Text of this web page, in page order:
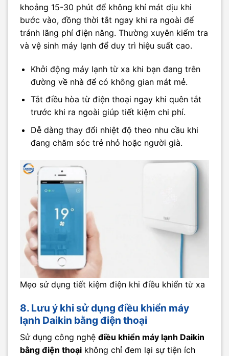
khoảng 15-30 phút để không khí mát dịu khi
bước vào, đồng thời tắt ngay khi ra ngoài để
tránh lãng phí điện năng. Thường xuyên kiểm tra
và vệ sinh máy lạnh để duy trì hiệu suất cao.
Khởi động máy lạnh từ xa khi bạn đang trên
đường về nhà để có không gian mát mẻ.
Tắt điều hòa từ điện thoại ngay khi quên tắt
trước khi ra ngoài giúp tiết kiệm chi phí.
Dễ dàng thay đổi nhiệt độ theo nhu cầu khi
đang chăm sóc trẻ nhỏ hoặc người già.
Mẹo sử dụng tiết kiệm điện khi điều khiển từ xa
8. Lưu ý khi sử dụng điều khiển máy
lạnh Daikin bằng điện thoại
Sử dụng công nghệ điều khiển máy lạnh Daikin
bằng điện thoại không chỉ đem lại sự tiện ích